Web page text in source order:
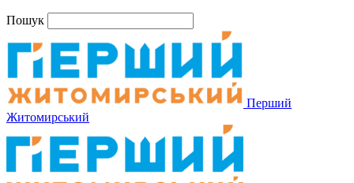
Пошук
Перший
Житомирський